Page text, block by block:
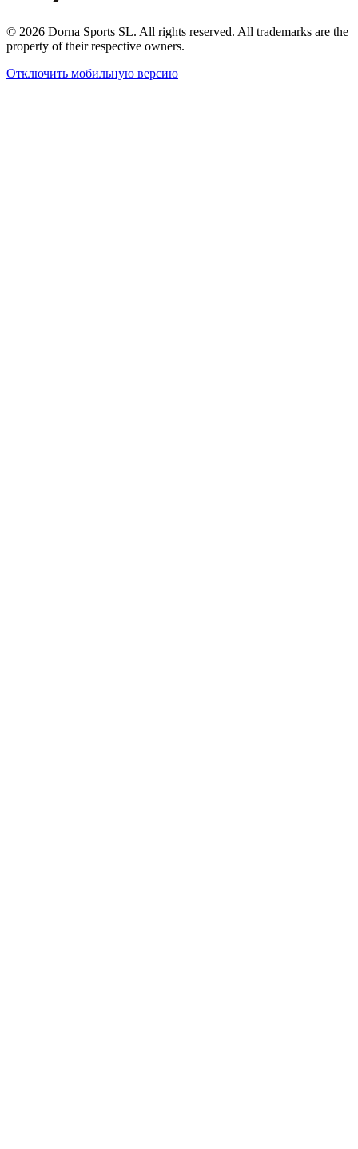
© 2026 Dorna Sports SL. All rights reserved. All trademarks are the
property of their respective owners.
Отключить мобильную версию